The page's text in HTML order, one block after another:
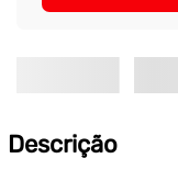
Descrição